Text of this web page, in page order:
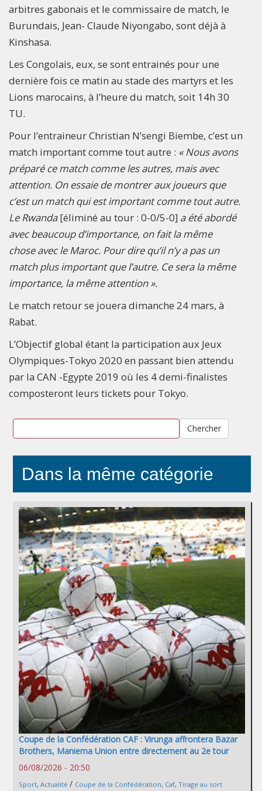
arbitres gabonais et le commissaire de match, le
Burundais, Jean- Claude Niyongabo, sont déjà à
Kinshasa.
Les Congolais, eux, se sont entrainés pour une
dernière fois ce matin au stade des martyrs et les
Lions marocains, à l’heure du match, soit 14h 30
TU.
Pour l’entraineur Christian N’sengi Biembe, c’est un
match important comme tout autre : « Nous avons
préparé ce match comme les autres, mais avec
attention. On essaie de montrer aux joueurs que
c’est un match qui est important comme tout autre.
Le Rwanda[éliminé au tour : 0-0/5-0] a été abordé
avec beaucoup d’importance, on fait la même
chose avec le Maroc. Pour dire qu’il n’y a pas un
match plus important que l’autre. Ce sera la même
importance, la même attention ».
Le match retour se jouera dimanche 24 mars, à
Rabat.
L’Objectif global étant la participation aux Jeux
Olympiques-Tokyo 2020 en passant bien attendu
par la CAN -Egypte 2019 où les 4 demi-finalistes
composteront leurs tickets pour Tokyo.
Chercher
Dans la même catégorie
Coupe de la Confédération CAF : Virunga affrontera Bazar
Brothers, Maniema Union entre directement au 2e tour
06/08/2026 - 20:50
Sport, Actualité / Coupe de la Confédération, Caf, Tirage au sort